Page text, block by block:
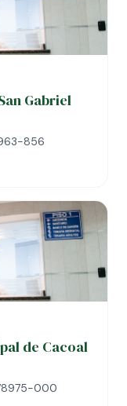
Gabriel
856
de Cacoal
000